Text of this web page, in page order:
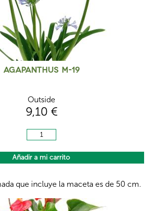
Agapanthus M-19
Outside
9,10 €
que incluye la maceta es de 50 cm.